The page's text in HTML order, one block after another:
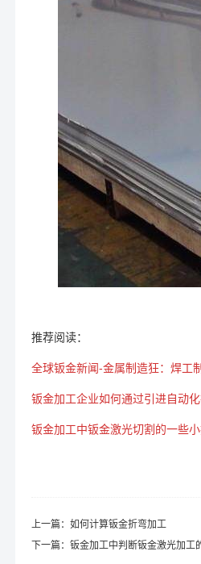
推荐阅读：
全球钣金新闻-金属制造狂：焊工
钣金加工企业如何通过引进自动
钣金加工中钣金激光切割的一些
上一篇： 如何计算钣金折弯加工
下一篇： 钣金加工中判断钣金激光加工